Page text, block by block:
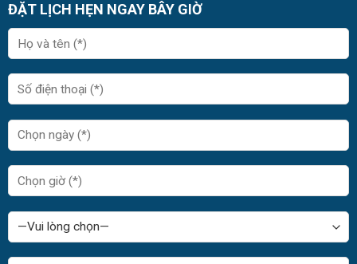
ĐẶT LỊCH HẸN NGAY BÂY GIỜ